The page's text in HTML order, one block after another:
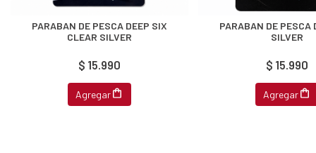
PARABAN DE PESCA DEEP SIX
CLEAR SILVER
$ 15.990
Agregar
PARABAN DE PESCA
SILVER
$ 15.990
Agregar